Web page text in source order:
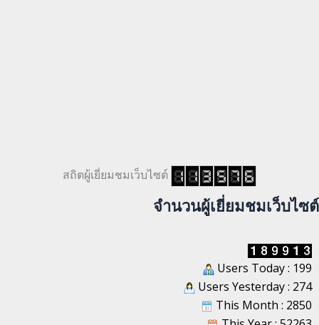
สถิตผู้เยี่ยมชมเว็บไซต์
จำนวนผู้เยี่ยมชมเว็บไซต์
Users Today : 199
Users Yesterday : 274
This Month : 2850